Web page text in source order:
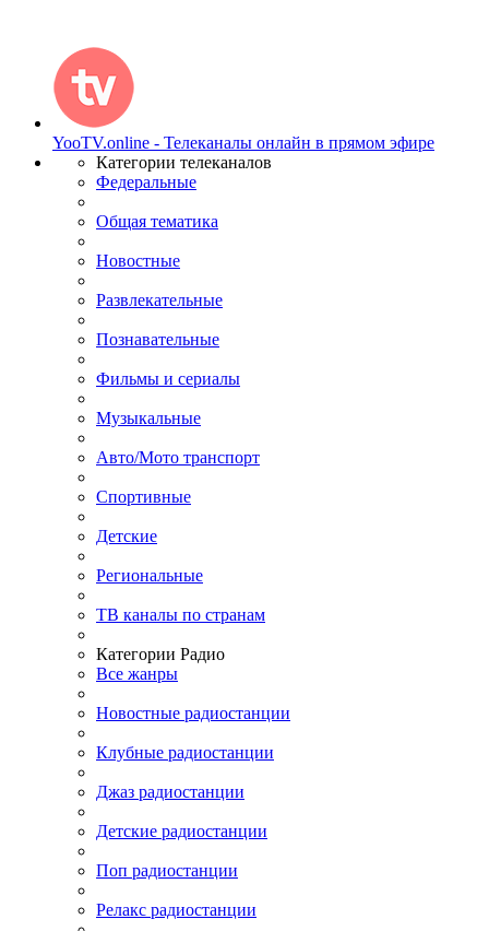
YooTV.online - Телеканалы онлайн в прямом эфире
Категории телеканалов
Федеральные
Общая тематика
Новостные
Развлекательные
Познавательные
Фильмы и сериалы
Музыкальные
Авто/Мото транспорт
Спортивные
Детские
Региональные
ТВ каналы по странам
Категории Радио
Все жанры
Новостные радиостанции
Клубные радиостанции
Джаз радиостанции
Детские радиостанции
Поп радиостанции
Релакс радиостанции